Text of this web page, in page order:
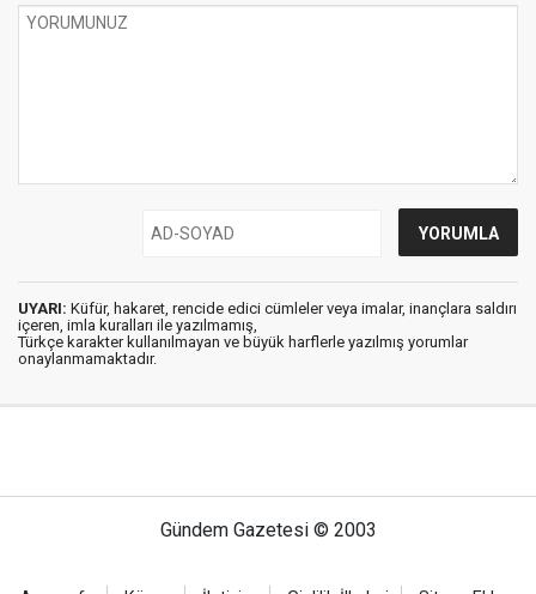
UYARI: Küfür, hakaret, rencide edici cümleler veya imalar, inançlara saldırı
içeren, imla kuralları ile yazılmamış,
Türkçe karakter kullanılmayan ve büyük harflerle yazılmış yorumlar
onaylanmamaktadır.
Gündem Gazetesi © 2003